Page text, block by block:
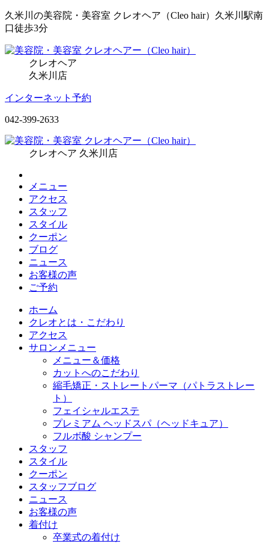
久米川の美容院・美容室 クレオヘア（Cleo hair）久米川駅南
口徒歩3分
クレオヘア
久米川店
インターネット予約
042-399-2633
クレオヘア 久米川店
メニュー
アクセス
スタッフ
スタイル
クーポン
ブログ
ニュース
お客様の声
ご予約
ホーム
クレオとは・こだわり
アクセス
サロンメニュー
メニュー＆価格
カットへのこだわり
縮毛矯正・ストレートパーマ（パトラストレー
ト）
フェイシャルエステ
プレミアム ヘッドスパ（ヘッドキュア）
フルボ酸 シャンプー
スタッフ
スタイル
クーポン
スタッフブログ
ニュース
お客様の声
着付け
卒業式の着付け